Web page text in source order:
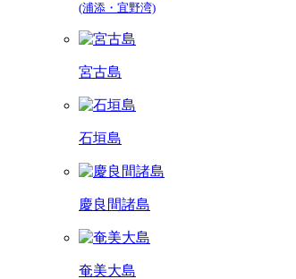
(浦添・宜野湾)
宮古島
石垣島
慶良間諸島
奄美大島